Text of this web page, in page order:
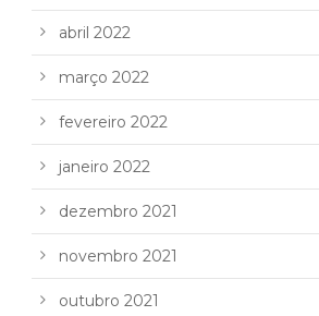
abril 2022
março 2022
fevereiro 2022
janeiro 2022
dezembro 2021
novembro 2021
outubro 2021